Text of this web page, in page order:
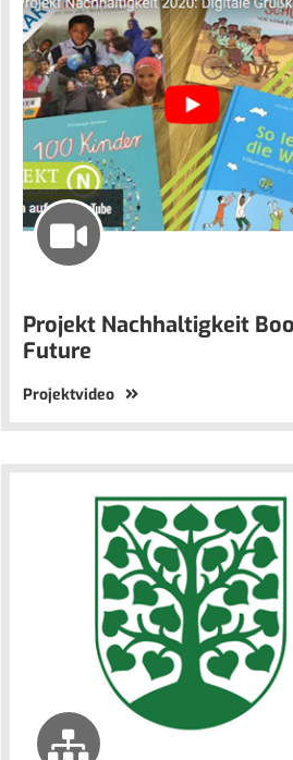
Projekt Nachhaltigkeit
Future
Projektvideo